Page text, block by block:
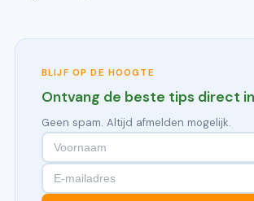
BLIJF OP DE HOOGTE
Ontvang de beste tips direct
Geen spam. Altijd afmelden mogelijk.